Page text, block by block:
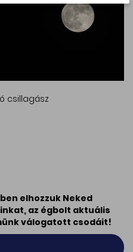
csillagász
elhozzuk Neked
az égbolt aktuális
válogatott csodáit!